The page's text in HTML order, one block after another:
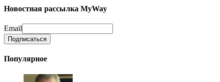
Новостная рассылка MyWay
Email
Популярное